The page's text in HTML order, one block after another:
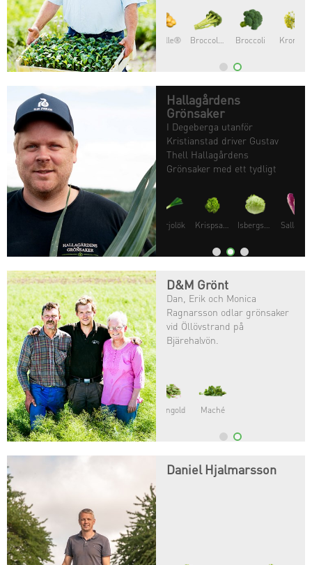
Broccoloco® Broccoli Krondill
Hallagårdens
Grönsaker
I Degeberga utanför
Kristianstad driver Gustav
Thell Hallagårdens
Grönsaker med ett tydligt
och högkvalitativa grönsaker.
Krispsallat Isbergsallat Sallarossa®
D&M Grönt
Dan, Erik och Monica
Ragnarsson odlar grönsaker
vid Öllövstrand på
Bjärehalvön.
Maché
Daniel Hjalmarsson